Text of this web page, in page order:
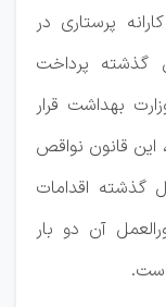
پرستاری در
گذشته پرداخت
بهداشت قرار
این قانون نواقص
اقدامات
آن دو بار